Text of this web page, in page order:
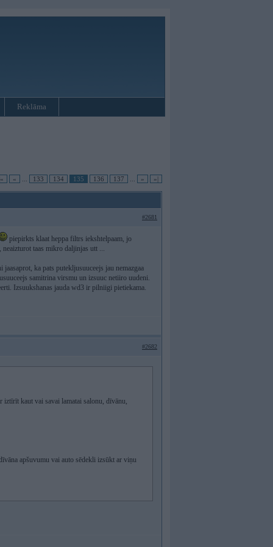
Reklāma
|« « 133 134 135 136 137 » »|
#2681
piepirkts klaat heppa filtrs iekshtelpaam, jo
neaizturot taas mikro daljinjas utt ...
ka pats putekljusuuceejs jau nemazgaa
samitrina virsmu un izsuuc netiiro uudeni.
Izsuukshanas jauda wd3 ir pilniigi pietiekama.
#2682
iztīrīt kaut vai savai lamatai salonu, dīvānu,
apšuvumu vai auto sēdekli izsūkt ar viņu